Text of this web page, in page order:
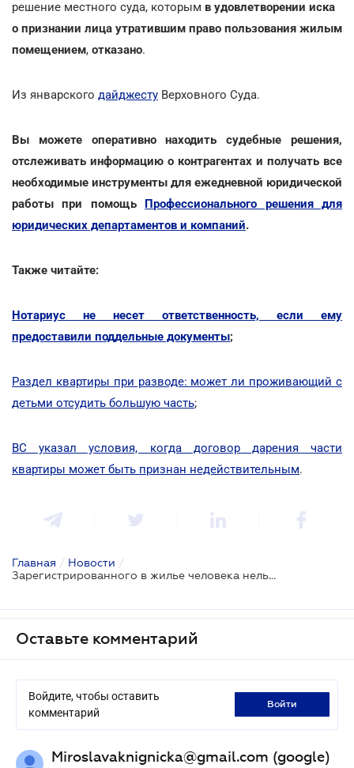
решение местного суда, которым в удовлетворении иска
о признании лица утратившим право пользования жилым
помещением, отказано.
Из январского дайджесту Верховного Суда.
Вы можете оперативно находить судебные решения,
отслеживать информацию о контрагентах и получать все
необходимые инструменты для ежедневной юридической
работы при помощь Профессионального решения для
юридических департаментов и компаний.
Также читайте:
Нотариус не несет ответственность, если ему
предоставили поддельные документы;
Раздел квартиры при разводе: может ли проживающий с
детьми отсудить большую часть;
ВС указал условия, когда договор дарения части
квартиры может быть признан недействительным.
Главная / Новости /
Зарегистрированного в жилье человека нельзя выселить, если ему негде жить
Оставьте комментарий
Войдите, чтобы оставить
комментарий
войти
Miroslavaknignicka@gmail.com (google)